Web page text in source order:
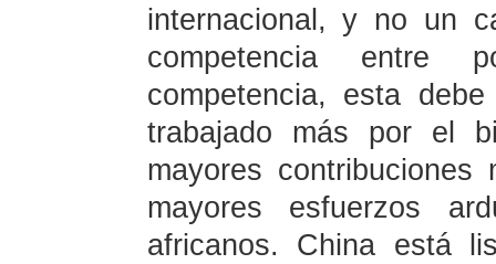
internacional, y no un
competencia entre
competencia, esta
trabajado más por el
mayores
mayores esfuerzos
africanos. China está